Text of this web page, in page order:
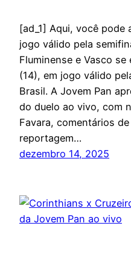
[ad_1] Aqui, você
jogo válido pela
Fluminense e Vasco
(14), em jogo válido
Brasil. A Jovem Pan
do duelo ao vivo, com
Favara, comentários
reportagem…
dezembro 14, 2025